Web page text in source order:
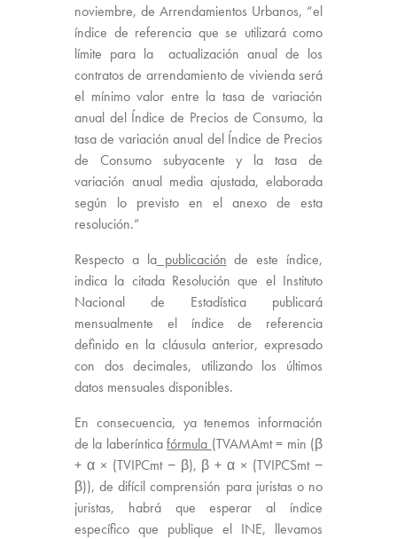
noviembre, de Arrendamientos Urbanos, “el
índice de referencia que se utilizará como
límite para la actualización anual de los
contratos de arrendamiento de vivienda será
el mínimo valor entre la tasa de variación
anual del Índice de Precios de Consumo, la
tasa de variación anual del Índice de Precios
de Consumo subyacente y la tasa de
variación anual media ajustada, elaborada
según lo previsto en el anexo de esta
resolución.”
Respecto a lapublicación de este índice,
indica la citada Resolución que el Instituto
Nacional de Estadística publicará
mensualmente el índice de referencia
definido en la cláusula anterior, expresado
con dos decimales, utilizando los últimos
datos mensuales disponibles.
En consecuencia, ya tenemos información
de la laberínticafórmula (TVAMAmt = min (β
+ α × (TVIPCmt − β), β + α × (TVIPCSmt −
β)), de difícil comprensión para juristas o no
juristas, habrá que esperar al índice
específico que publique el INE, llevamos